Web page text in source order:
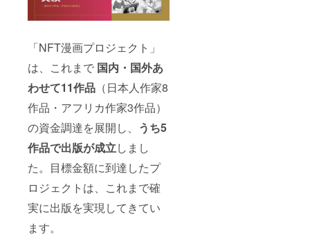
「NFT漫画プロジェクト」
は、これまで 国内・国外あ
わせて11作品 （日本人作家8
作品・アフリカ作家3作品）
の資金調達を展開し、 うち5
作品で出版が成立しまし
た。目標金額に到達したプ
ロジェクトは、これまで確
実に出版を実現してきてい
ます。